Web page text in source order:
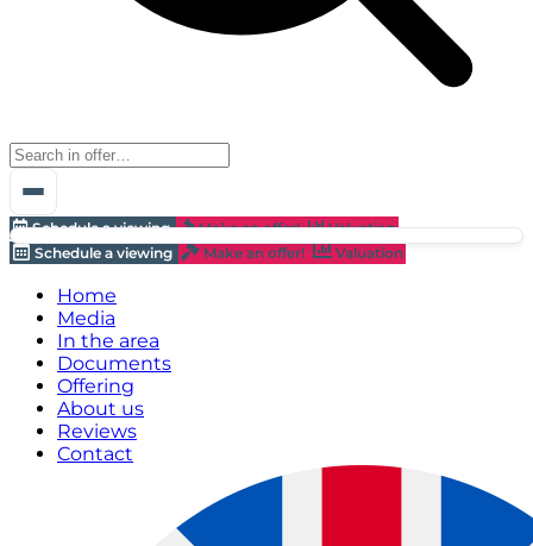
Schedule a viewing Make an offer!
Valuation
Schedule a viewing
Make an offer! Valuation
Home
Media
In the area
Documents
Offering
About us
Reviews
Contact